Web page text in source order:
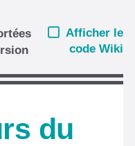
Afficher le
code Wiki
du